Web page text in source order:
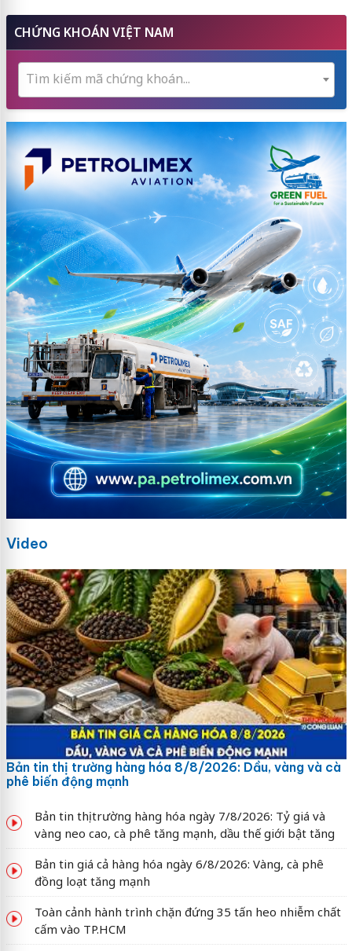
CHỨNG KHOÁN VIỆT NAM
Tìm kiếm mã chứng khoán...
Video
Bản tin thị trường hàng hóa 8/8/2026: Dầu, vàng và cà
phê biến động mạnh
Bản tin thị trường hàng hóa ngày 7/8/2026: Tỷ giá và
vàng neo cao, cà phê tăng mạnh, dầu thế giới bật tăng
Bản tin giá cả hàng hóa ngày 6/8/2026: Vàng, cà phê
đồng loạt tăng mạnh
Toàn cảnh hành trình chặn đứng 35 tấn heo nhiễm chất
cấm vào TP.HCM